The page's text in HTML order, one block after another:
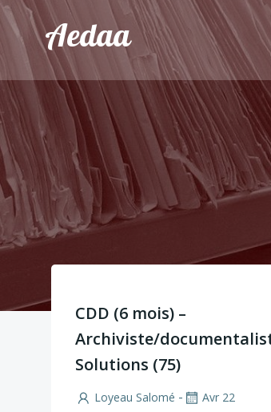
Aller
au
contenuAedaa
CDD (6 mois) –
Archiviste/
Solutions (75)
Loyeau Salomé - Avr 22